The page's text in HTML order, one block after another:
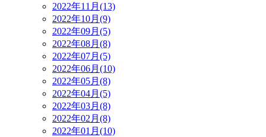
2022年11月(13)
2022年10月(9)
2022年09月(5)
2022年08月(8)
2022年07月(5)
2022年06月(10)
2022年05月(8)
2022年04月(5)
2022年03月(8)
2022年02月(8)
2022年01月(10)